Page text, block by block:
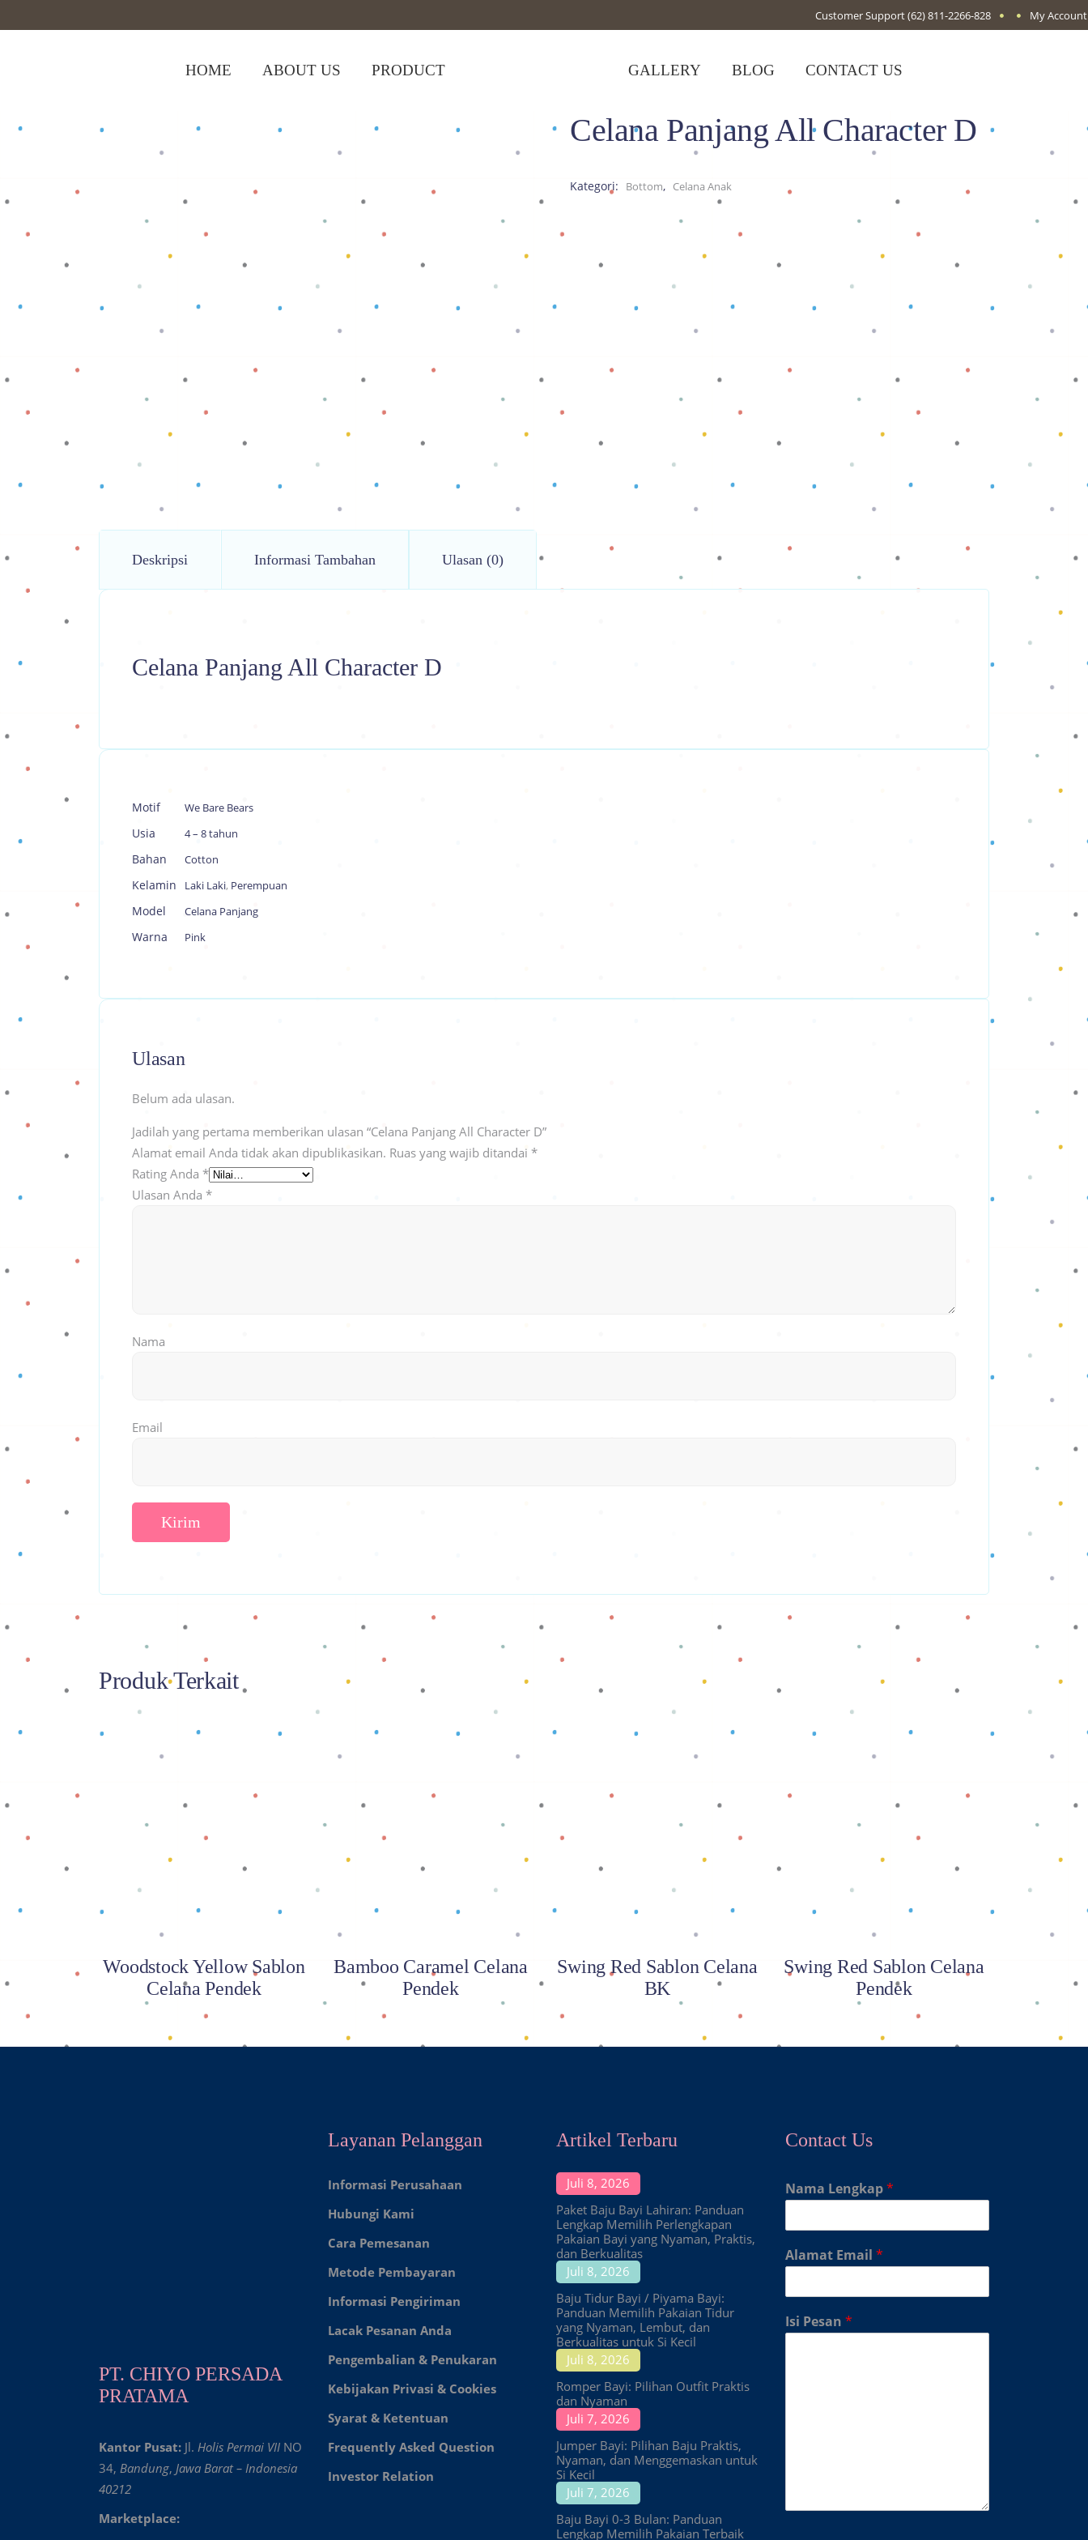
Customer Support(62) 811-2266-828 My Account
HOME ABOUT US PRODUCT GALLERY BLOG CONTACT US
Shop> Celana Anak Celana Panjang All Character D Celana Panjang All Character D
Kategori: Bottom, Celana Anak
Deskripsi Informasi Tambahan Ulasan (0)
Celana Panjang All Character D
Motif We Bare Bears
Usia 4 – 8 tahun
Bahan Cotton
Kelamin Laki Laki, Perempuan
Model Celana Panjang
Warna Pink
Ulasan
Belum ada ulasan.
Jadilah yang pertama memberikan ulasan “Celana Panjang All Character D”
Alamat email Anda tidak akan dipublikasikan. Ruas yang wajib ditandai *
Rating Anda *
Ulasan Anda *
Nama
Email
Produk Terkait
Baca selengkapnya
Woodstock Yellow Sablon
Celana Pendek
Baca selengkapnya
Bamboo Caramel Celana
Pendek
Baca selengkapnya
Swing Red Sablon Celana
BK
Baca selengkapnya
Swing Red Sablon Celana
Pendek
PT. CHIYO PERSADA
PRATAMA
Kantor Pusat: Jl. Holis Permai VII NO
34, Bandung, Jawa Barat – Indonesia
40212
Marketplace:
Layanan Pelanggan
Informasi Perusahaan
Hubungi Kami
Cara Pemesanan
Metode Pembayaran
Informasi Pengiriman
Lacak Pesanan Anda
Pengembalian & Penukaran
Kebijakan Privasi & Cookies
Syarat & Ketentuan
Frequently Asked Question
Investor Relation
Artikel Terbaru
Juli 8, 2026
Paket Baju Bayi Lahiran: Panduan
Lengkap Memilih Perlengkapan
Pakaian Bayi yang Nyaman, Praktis,
dan Berkualitas
Juli 8, 2026
Baju Tidur Bayi / Piyama Bayi:
Panduan Memilih Pakaian Tidur
yang Nyaman, Lembut, dan
Berkualitas untuk Si Kecil
Juli 8, 2026
Romper Bayi: Pilihan Outfit Praktis
dan Nyaman
Juli 7, 2026
Jumper Bayi: Pilihan Baju Praktis,
Nyaman, dan Menggemaskan untuk
Si Kecil
Juli 7, 2026
Baju Bayi 0-3 Bulan: Panduan
Lengkap Memilih Pakaian Terbaik
Contact Us
Nama Lengkap*
Alamat Email *
Isi Pesan *